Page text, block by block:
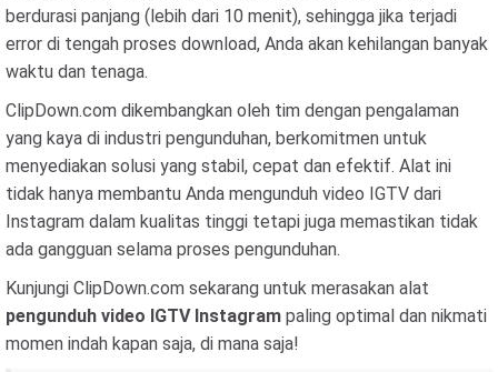
berdurasi panjang (lebih dari 10 menit), sehingga jika terjadi
error di tengah proses download, Anda akan kehilangan banyak
waktu dan tenaga.
ClipDown.com dikembangkan oleh tim dengan pengalaman
yang kaya di industri pengunduhan, berkomitmen untuk
menyediakan solusi yang stabil, cepat dan efektif. Alat ini
tidak hanya membantu Anda mengunduh video IGTV dari
Instagram dalam kualitas tinggi tetapi juga memastikan tidak
ada gangguan selama proses pengunduhan.
Kunjungi ClipDown.com sekarang untuk merasakan alat
pengunduh video IGTV Instagram paling optimal dan nikmati
momen indah kapan saja, di mana saja!